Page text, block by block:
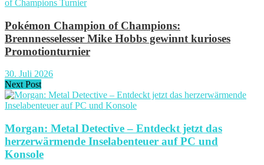
Pokémon Champion of Champions:
Brennnesselesser Mike Hobbs gewinnt kurioses
Promotionturnier
30. Juli 2026
Next Post
Morgan: Metal Detective – Entdeckt jetzt das
herzerwärmende Inselabenteuer auf PC und
Konsole